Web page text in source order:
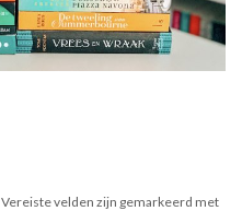
Vereiste velden zijn gemarkeerd met